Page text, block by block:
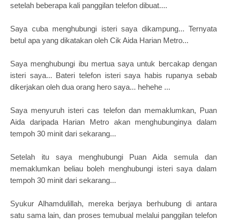
setelah beberapa kali panggilan telefon dibuat....
Saya cuba menghubungi isteri saya dikampung... Ternyata
betul apa yang dikatakan oleh Cik Aida Harian Metro...
Saya menghubungi ibu mertua saya untuk bercakap dengan
isteri saya... Bateri telefon isteri saya habis rupanya sebab
dikerjakan oleh dua orang hero saya... hehehe ...
Saya menyuruh isteri cas telefon dan memaklumkan, Puan
Aida daripada Harian Metro akan menghubunginya dalam
tempoh 30 minit dari sekarang...
Setelah itu saya menghubungi Puan Aida semula dan
memaklumkan beliau boleh menghubungi isteri saya dalam
tempoh 30 minit dari sekarang...
Syukur Alhamdulillah, mereka berjaya berhubung di antara
satu sama lain, dan proses temubual melalui panggilan telefon